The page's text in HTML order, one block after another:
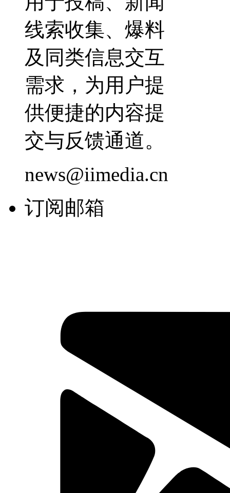
线索收集、爆料
及同类信息交互
需求，为用户提
供便捷的内容提
交与反馈通道。
news@iimedia.cn
订阅邮箱